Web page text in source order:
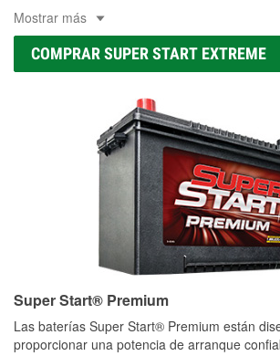
Mostrar más
COMPRAR SUPER START EXTREME
Super Start® Premium
Las baterías Super Start® Premium están
proporcionar una potencia de arranque